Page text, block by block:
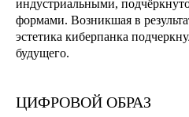
индустриальными,
формами. Возникшая в
эстетика киберпанка
будущего.
ЦИФРОВОЙ ОБРАЗ